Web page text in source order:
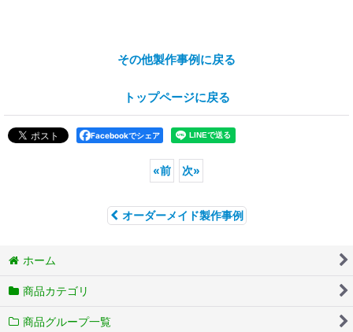
その他製作事例に戻る
トップページに戻る
Facebookでシェア
«前 次»
オーダーメイド製作事例
ホーム
商品カテゴリ
商品グループ一覧